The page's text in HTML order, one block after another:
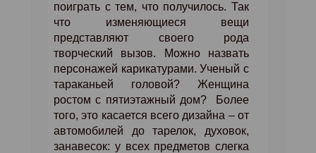
поиграть с тем, что получилось. Так
что изменяющиеся вещи
представляют своего рода
творческий вызов. Можно назвать
персонажей карикатурами. Ученый с
тараканьей головой? Женщина
ростом с пятиэтажный дом?
Более
того, это касается всего дизайна – от
автомобилей до тарелок, духовок,
занавесок: у всех предметов слегка